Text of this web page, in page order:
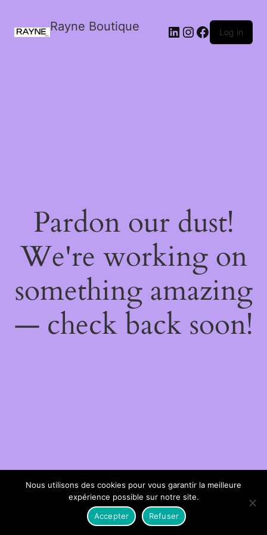
Rayne Boutique Log in
Pardon our dust!
We're working on
something amazing
— check back soon!
Nous utilisons des cookies pour vous garantir la meilleure
expérience possible sur notre site.
Accepter
Refuser